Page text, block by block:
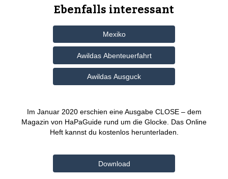
Ebenfalls interessant
Mexiko
Awildas Abenteuerfahrt
Awildas Ausguck
Im Januar 2020 erschien eine Ausgabe CLOSE – dem
Magazin von HaPaGuide rund um die Glocke. Das Online
Heft kannst du kostenlos herunterladen.
Download